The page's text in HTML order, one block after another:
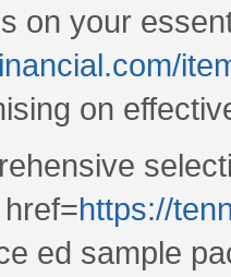
on your
on
https://
ed sample